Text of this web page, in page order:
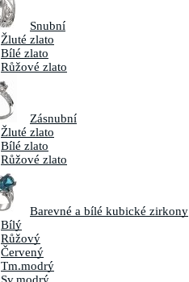
Snubní
Žluté zlato
Bílé zlato
Růžové zlato
Zásnubní
Žluté zlato
Bílé zlato
Růžové zlato
Barevné a bílé kubické zirkony
Bílý
Růžový
Červený
Tm.modrý